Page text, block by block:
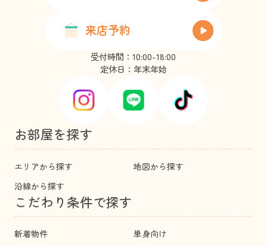
来店予約
受付時間：10:00-18:00
定休日：年末年始
お部屋を探す
エリアから探す
地図から探す
沿線から探す
こだわり条件で探す
新着物件
単身向け